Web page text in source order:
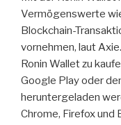
Vermögenswerte
Blockchain-
vornehmen, laut
Ronin Wallet zu
Google Play oder
heruntergeladen
Chrome, Firefox und